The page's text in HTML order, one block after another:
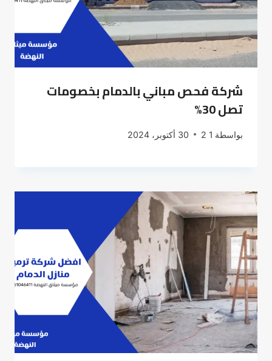
شركة فحص مباني بالدمام بخصومات
تصل 30%
بواسطة 1 2 30 أكتوبر، 2024